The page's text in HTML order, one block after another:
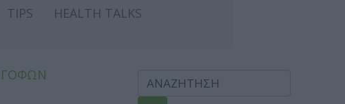
TIPS
HEALTH TALKS
ΓΟΦΩΝ